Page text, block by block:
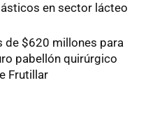
en sector lácteo
de $620 millones para
pabellón quirúrgico
Frutillar